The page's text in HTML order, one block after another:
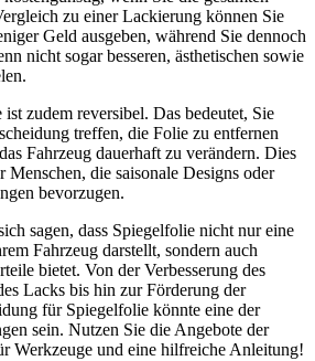
zu einer Lackierung können Sie
Geld ausgeben, während Sie dennoch
nicht sogar besseren, ästhetischen sowie
zudem reversibel. Das bedeutet, Sie
treffen, die Folie zu entfernen
Fahrzeug dauerhaft zu verändern. Dies
die saisonale Designs oder
bevorzugen.
sagen, dass Spiegelfolie nicht nur eine
Fahrzeug darstellt, sondern auch
bietet. Von der Verbesserung des
Lacks bis hin zur Förderung der
für Spiegelfolie könnte eine der
sein. Nutzen Sie die Angebote der
Werkzeuge und eine hilfreiche Anleitung!